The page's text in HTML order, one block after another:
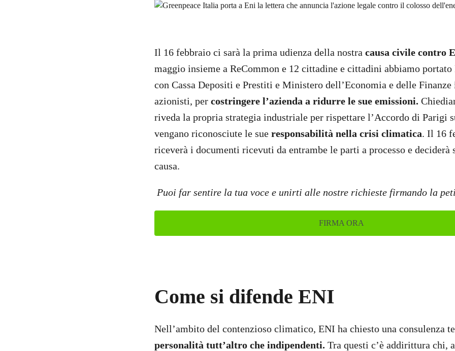
Il 16 febbraio ci sarà la prima udienza della nostra causa civile contro
maggio insieme a ReCommon e 12 cittadine e cittadini abbiamo
con Cassa Depositi e Prestiti e Ministero dell’Economia e delle
azionisti, per costringere l’azienda a ridurre le sue emissioni.
riveda la propria strategia industriale per rispettare l’Accordo di Parigi
vengano riconosciute le sue responsabilità nella crisi climatica. Il 16
riceverà i documenti ricevuti da entrambe le parti a processo e deciderà
causa.
Puoi far sentire la tua voce e unirti alle nostre richieste firmando la
FIRMA ORA
Come si difende ENI
Nell’ambito del contenzioso climatico, ENI ha chiesto una consulenza
personalità tutt’altro che indipendenti. Tra questi c’è addirittura chi,